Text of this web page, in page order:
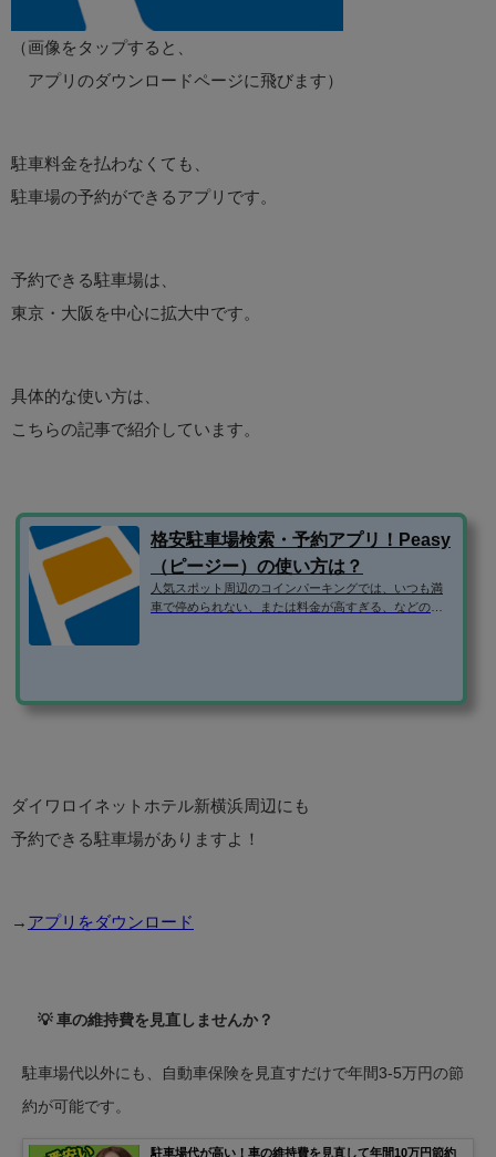
（画像をタップすると、
アプリのダウンロードページに飛びます）
駐車料金を払わなくても、
駐車場の予約ができるアプリです。
予約できる駐車場は、
東京・大阪を中心に拡大中です。
具体的な使い方は、
こちらの記事で紹介しています。
格安駐車場検索・予約アプリ！Peasy
（ピージー）の使い方は？
人気スポット周辺のコインパーキングでは、いつも満
車で停められない、または料金が高すぎる、などの問
のダウンロード アプリは、iOS・android両方に対応し
ダイワロイネットホテル新横浜周辺にも
予約できる駐車場がありますよ！
→ アプリをダウンロード
💡 車の維持費を見直しませんか？
駐車場代以外にも、自動車保険を見直すだけで年間3-5万円の節
約が可能です。
駐車場代が高い！車の維持費を見直して年間10万円節約